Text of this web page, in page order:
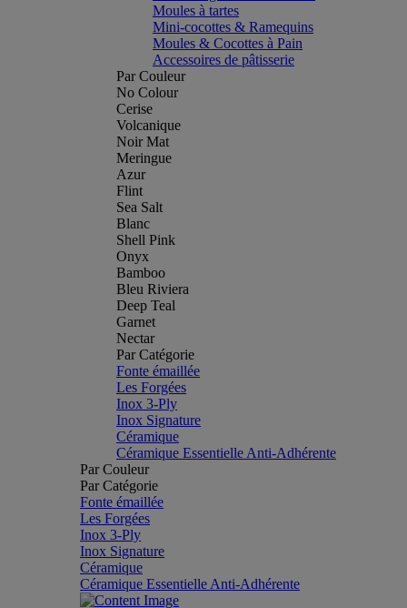
Moules à tartes
Mini-cocottes & Ramequins
Moules & Cocottes à Pain
Accessoires de pâtisserie
Par Couleur
No Colour
Cerise
Volcanique
Noir Mat
Meringue
Azur
Flint
Sea Salt
Blanc
Shell Pink
Onyx
Bamboo
Bleu Riviera
Deep Teal
Garnet
Nectar
Par Catégorie
Fonte émaillée
Les Forgées
Inox 3-Ply
Inox Signature
Céramique
Céramique Essentielle Anti-Adhérente
Par Couleur
Par Catégorie
Fonte émaillée
Les Forgées
Inox 3-Ply
Inox Signature
Céramique
Céramique Essentielle Anti-Adhérente